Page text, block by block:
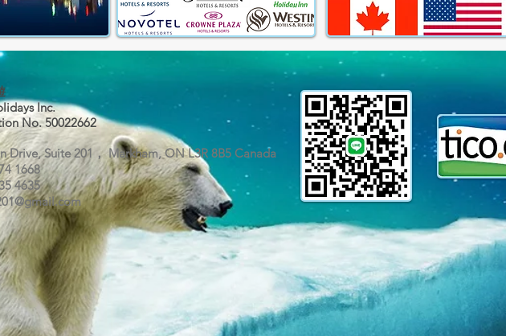
Inc.
No. 50022662
Drive, Suite 201，Markham, ON L3R 8B5 Canada
1668
4635